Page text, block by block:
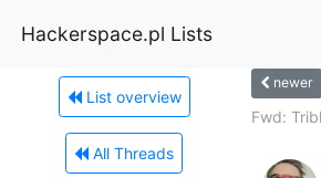
Hackerspace.pl Lists
List overview
All Threads
newer
Fwd: